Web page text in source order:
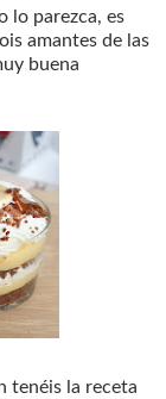
lo parezca, es
amantes de las
buena
tenéis la receta